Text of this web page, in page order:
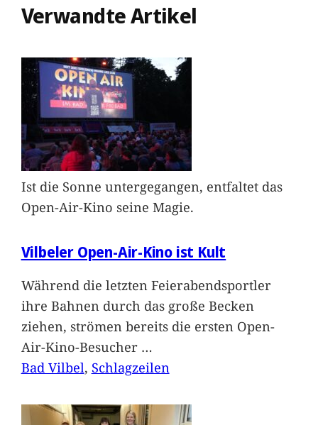
Verwandte Artikel
Ist die Sonne untergegangen, entfaltet das
Open-Air-Kino seine Magie.
Vilbeler Open-Air-Kino ist Kult
Während die letzten Feierabendsportler
ihre Bahnen durch das große Becken
ziehen, strömen bereits die ersten Open-
Air-Kino-Besucher …
Bad Vilbel, Schlagzeilen